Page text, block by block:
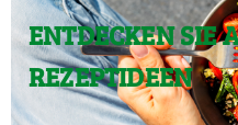
ENTDECKEN SIE
REZEPTIDEEN